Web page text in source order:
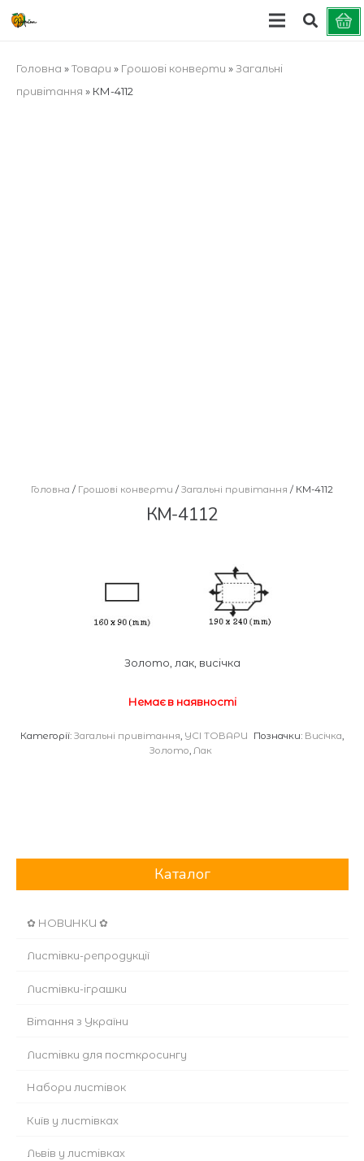
Головна »Товари » Грошові конверти »Загальні
привітання » КМ-4112
Головна / Грошові конверти / Загальні привітання / КМ-4112
КМ-4112
Золото, лак, висічка
Немає в наявності
Категорії:Загальні привітання, УСІ ТОВАРИ Позначки: Висічка,
Золото, Лак
Каталог
✿ НОВИНКИ ✿
Листівки-репродукції
Листівки-іграшки
Вітання з України
Листівки для посткросингу
Набори листівок
Київ у листівках
Львів у листівках